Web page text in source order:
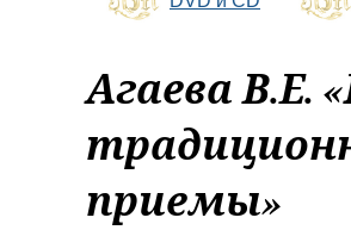
Агаева В.Е.
приемы»